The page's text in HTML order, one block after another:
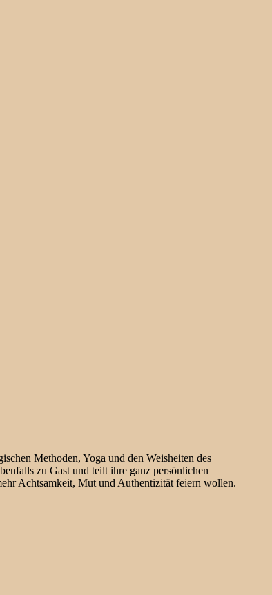
Methoden, Yoga und den Weisheiten des
zu Gast und teilt ihre ganz persönlichen
Achtsamkeit, Mut und Authentizität feiern wollen.